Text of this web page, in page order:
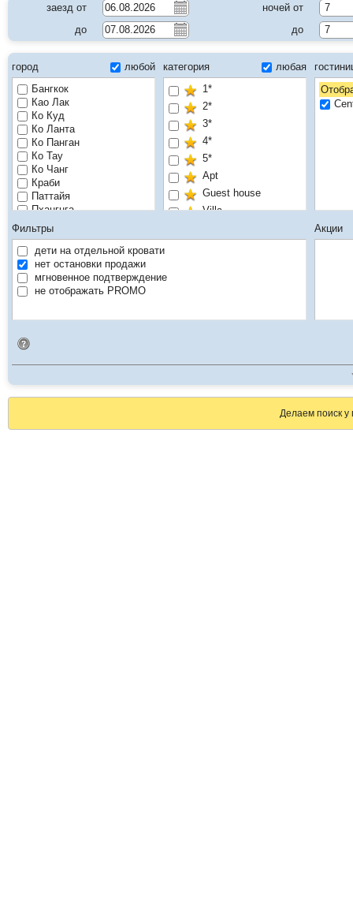
заезд от ночей от
7
до
до 7
город
любой
Бангкок
Као Лак
Ко Куд
Ко Ланта
Ко Панган
Ко Тау
Ко Чанг
Краби
Паттайя
Пхангнга
Пхукет
Районг
Самет
Самуи
Самутпракан
Трат
категория
любая
1*
2*
3*
4*
5*
Apt
Guest house
Villa
Фильтры
дети на отдельной кровати
нет остановки продажи
мгновенное подтверждение
не отображать PROMO
Акции
Делаем поиск